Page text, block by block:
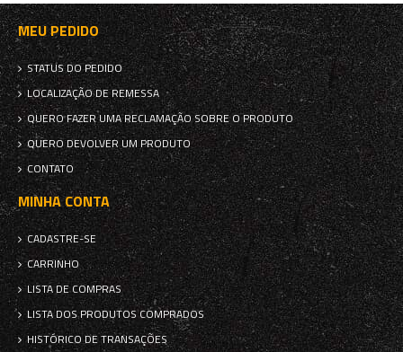
MEU PEDIDO
STATUS DO PEDIDO
LOCALIZAÇÃO DE REMESSA
QUERO FAZER UMA RECLAMAÇÃO SOBRE O PRODUTO
QUERO DEVOLVER UM PRODUTO
CONTATO
MINHA CONTA
CADASTRE-SE
CARRINHO
LISTA DE COMPRAS
LISTA DOS PRODUTOS COMPRADOS
HISTÓRICO DE TRANSAÇÕES